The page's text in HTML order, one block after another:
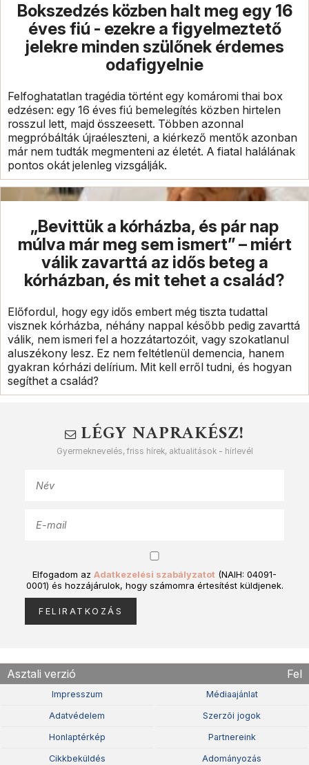
Bokszedzés közben halt meg egy 16
éves fiú - ezekre a figyelmeztető
jelekre minden szülőnek érdemes
odafigyelnie
Felfoghatatlan tragédia történt egy komáromi thai box
edzésen: egy 16 éves fiú bemelegítés közben hirtelen
rosszul lett, majd összeesett. Többen azonnal
megpróbálták újraéleszteni, a kiérkező mentők azonban
már nem tudták megmenteni az életét. A fiatal halálának
pontos okát jelenleg vizsgálják.
„Bevittük a kórházba, és pár nap
múlva már meg sem ismert” – miért
válik zavarttá az idős beteg a
kórházban, és mit tehet a család?
Előfordul, hogy egy idős embert még tiszta tudattal
visznek kórházba, néhány nappal később pedig zavarttá
válik, nem ismeri fel a hozzátartozóit, vagy szokatlanul
aluszékony lesz. Ez nem feltétlenül demencia, hanem
gyakran kórházi delírium. Mit kell erről tudni, és hogyan
segíthet a család?
LÉGY NAPRAKÉSZ!
Gyermeknevelés, friss hírek, aktualitások - hírlevél
Elfogadom az Adatkezelési szabályzatot (NAIH: 04091-
0001) és hozzájárulok, hogy számomra értesítést küldjenek.
Asztali verzió Fel
Impresszum Médiaajánlat
Adatvédelem Szerzõi jogok
Honlaptérkép Partnereink
Cikkbeküldés Adományozás